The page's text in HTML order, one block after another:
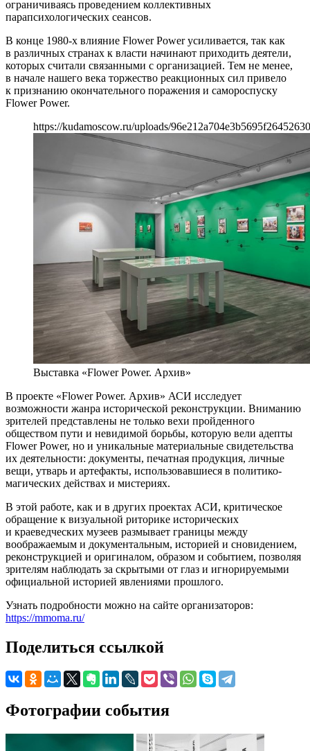
ограничиваясь проведением коллективных
парапсихологических сеансов.
В конце 1980-х влияние Flower Power усиливается, так как
в различных странах к власти начинают приходить деятели,
которых считали связанными с организацией. Тем не менее,
в начале нашего века торжество реакционных сил привело
к признанию окончательного поражения и самороспуску
Flower Power.
https://kudamoscow.ru/uploads/
Выставка «Flower Power. Архив»
В проекте «Flower Power. Архив» АСИ исследует
возможности жанра исторической реконструкции. Вниманию
зрителей представлены не только вехи пройденного
обществом пути и невидимой борьбы, которую вели адепты
Flower Power, но и уникальные материальные свидетельства
их деятельности: документы, печатная продукция, личные
вещи, утварь и артефакты, использовавшиеся в политико-
магических действах и мистериях.
В этой работе, как и в других проектах АСИ, критическое
обращение к визуальной риторике исторических
и краеведческих музеев размывает границы между
воображаемым и документальным, историей и сновидением,
реконструкцией и оригиналом, образом и событием, позволяя
зрителям наблюдать за скрытыми от глаз и игнорируемыми
официальной историей явлениями прошлого.
Узнать подробности можно на сайте организаторов:
https://mmoma.ru/
Поделиться ссылкой
Фотографии события